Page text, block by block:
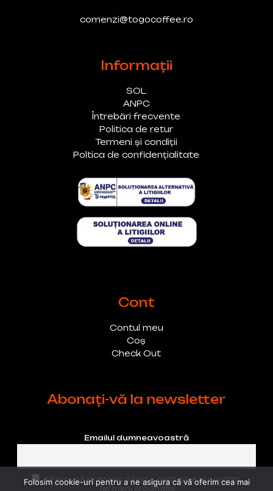
comenzi@togocoffee.ro
Informații
SOL
ANPC
Întrebări frecvente
Politica de retur
Termeni și condiții
Poltica de confidențialitate
Cont
Contul meu
Coș
Check Out
Abonați-vă la newsletter
Emailul dumneavoastră
Vreau să primesc oferte exclusive și noutați.
Termeni și condiții
Folosim cookie-uri pentru a ne asigura că vă oferim cea mai